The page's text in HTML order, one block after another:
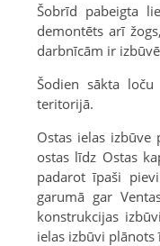
Šobrīd pabeigta
demontēts arī
darbnīcām ir
Šodien sākta
teritorijā.
Ostas ielas
ostas līdz Ostas
padarot īpaši
garumā gar
konstrukcijas
ielas izbūvi